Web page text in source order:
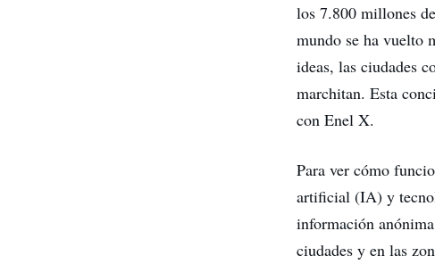
los 7.800 millones
mundo se ha vuelto
ideas, las ciudades
marchitan. Esta
con Enel X.
Para ver cómo
artificial (IA) y
información
ciudades y en las